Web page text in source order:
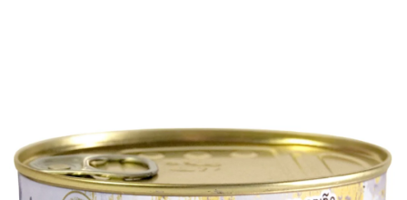
hvězdiček.